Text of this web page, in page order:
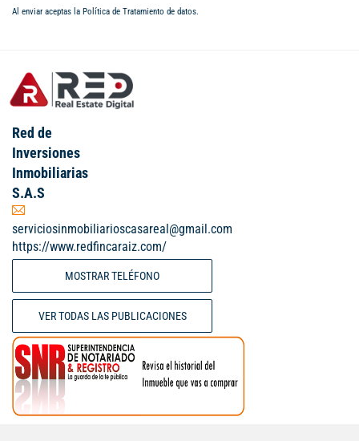
Al enviar aceptas la Política de Tratamiento de datos.
Red de
Inversiones
Inmobiliarias
S.A.S
serviciosinmobiliarioscasareal@gmail.com
https://www.redfincaraiz.com/
MOSTRAR TELÉFONO
VER TODAS LAS PUBLICACIONES